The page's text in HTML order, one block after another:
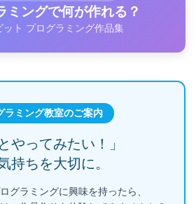
ミングで何が作れる？
ット プログラミング作品集
ラミング教室のご案内
やってみたい！」
持ちを大切に。
グラミングに興味を持ったら、